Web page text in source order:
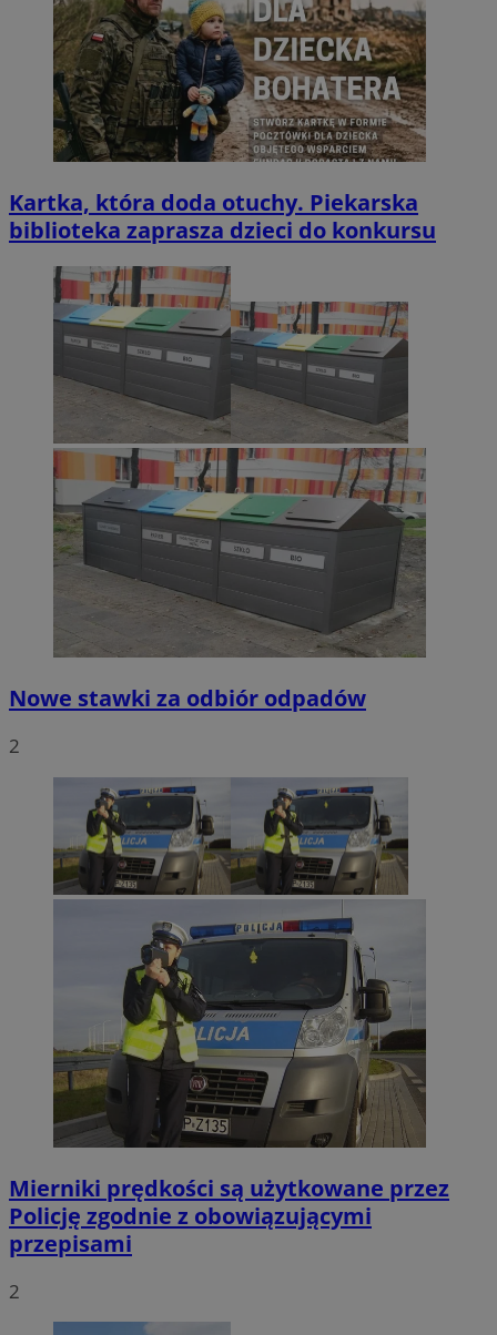
Kartka, która doda otuchy. Piekarska
biblioteka zaprasza dzieci do konkursu
Nowe stawki za odbiór odpadów
2
Mierniki prędkości są użytkowane przez
Policję zgodnie z obowiązującymi
przepisami
2